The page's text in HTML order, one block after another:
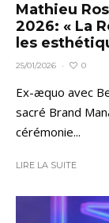
Mathieu
2026: « La
les
25/01/2026 · 0
Ex-æquo avec
sacré Brand
cérémonie...
LIRE LA SUITE